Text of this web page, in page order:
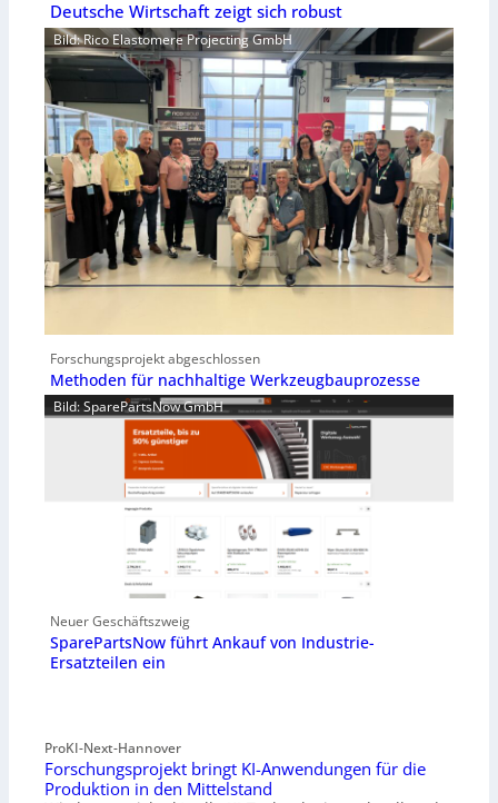
Deutsche Wirtschaft zeigt sich robust
Bild: Rico Elastomere Projecting GmbH
Forschungsprojekt abgeschlossen
Methoden für nachhaltige Werkzeugbauprozesse
Bild: SparePartsNow GmbH
Neuer Geschäftszweig
SparePartsNow führt Ankauf von Industrie-
Ersatzteilen ein
ProKI-Next-Hannover
Forschungsprojekt bringt KI-Anwendungen für die
Produktion in den Mittelstand